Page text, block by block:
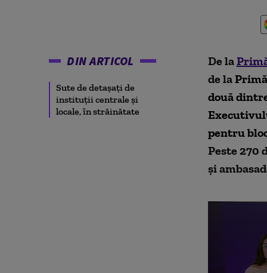
DIN ARTICOL
Sute de detașați de
instituții centrale și
locale, în străinătate
De la
de la
două
pentru
Peste 270
și